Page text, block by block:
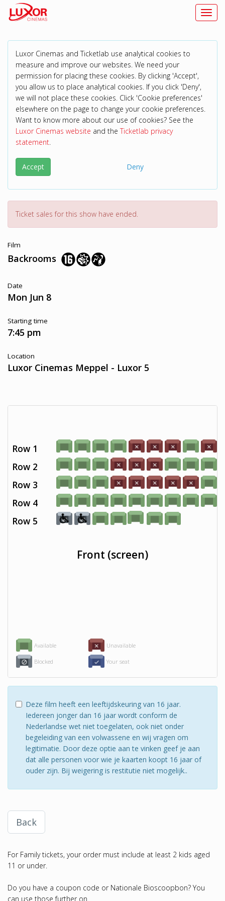
Luxor Cinemas and Ticketlab use analytical cookies to
measure and improve our websites. We need your
permission for placing these cookies. By clicking 'Accept',
you allow us to place analytical cookies. If you click 'Deny',
we will not place these cookies. Click 'Cookie preferences'
elsewhere on the page to change your cookie preferences.
Want to know more about our use of cookies? See the
Luxor Cinemas website and theTicketlab privacy
statement.
Accept Deny
Ticket sales for this show have ended.
Film
Backrooms
Date
Mon Jun 8
Starting time
7:45 pm
Location
Luxor Cinemas Meppel - Luxor 5
Available Unavailable
Blocked Your seat
Row 1
Row 2
Row 3
Row 4
Row 5
Front (screen)
Deze film heeft een leeftijdskeuring van 16 jaar.
Iedereen jonger dan 16 jaar wordt conform de
Nederlandse wet niet toegelaten, ook niet onder
begeleiding van een volwassene en wij vragen om
legitimatie. Door deze optie aan te vinken geef je aan
dat alle personen voor wie je kaarten koopt 16 jaar of
ouder zijn. Bij weigering is restitutie niet mogelijk..
Back
For Family tickets, your order must include at least 2 kids aged
11 or under.
Do you have a coupon code or Nationale Bioscoopbon? You
can use those further on.